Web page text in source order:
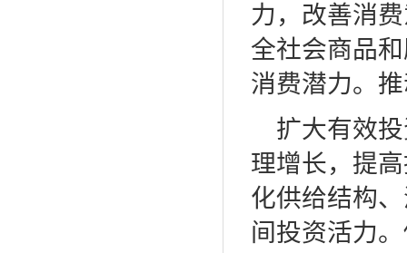
力，改善消
全社会商品
消费潜力。
扩大有效
理增长，提
化供给结构
间投资活力